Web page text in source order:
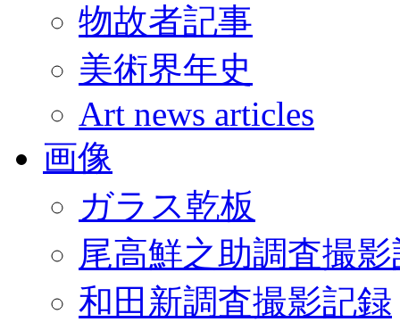
物故者記事
美術界年史
Art news articles
画像
ガラス乾板
尾高鮮之助調査撮
和田新調査撮影記録